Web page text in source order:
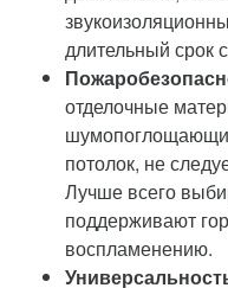
длительный срок
отделочные
потолок, не
Лучше всего
поддерживают
воспламенению.